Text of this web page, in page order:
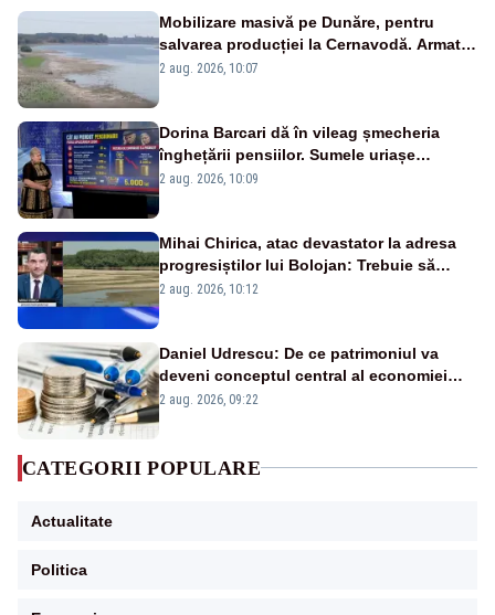
Mobilizare masivă pe Dunăre, pentru
salvarea producției la Cernavodă. Armata
va detona o stâncă și va devia apa
2 aug. 2026, 10:07
Dorina Barcari dă în vileag șmecheria
înghețării pensiilor. Sumele uriașe
pierdute de fiecare român
2 aug. 2026, 10:09
Mihai Chirica, atac devastator la adresa
progresiștilor lui Bolojan: Trebuie să
protejăm și natura, dar nu șținem omaneii
2 aug. 2026, 10:12
Daniel Udrescu: De ce patrimoniul va
deveni conceptul central al economiei
viitoare?
2 aug. 2026, 09:22
CATEGORII POPULARE
Actualitate
Politica